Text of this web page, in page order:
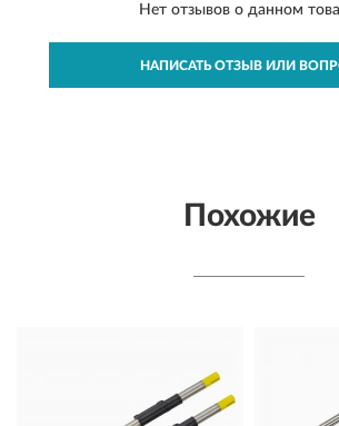
Нет отзывов о данном
НАПИСАТЬ ОТЗЫВ ИЛИ
Похожие